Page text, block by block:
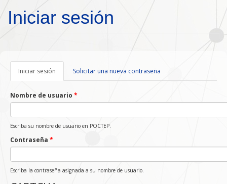
Pasar al contenido principal
Iniciar sesión
Iniciar sesión (solapa
activa)
Solicitar una nueva contraseña
Nombre de usuario *
Escriba su nombre de usuario en POCTEP.
Contraseña *
Escriba la contraseña asignada a su nombre de usuario.